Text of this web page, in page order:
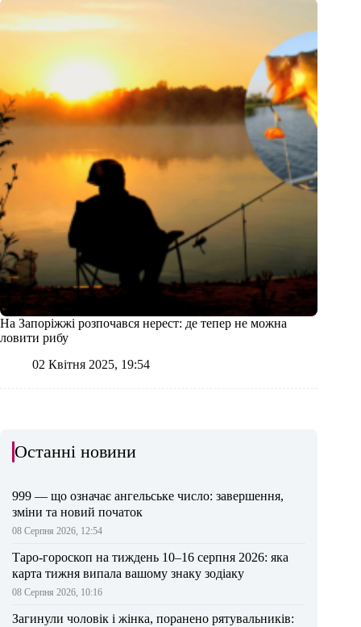
На Запоріжжі розпочався нерест: де тепер не можна
ловити рибу
02 Квітня 2025, 19:54
Останні новини
999 — що означає ангельське число: завершення,
зміни та новий початок
08 Серпня 2026, 12:54
Таро-гороскоп на тиждень 10–16 серпня 2026: яка
карта тижня випала вашому знаку зодіаку
08 Серпня 2026, 10:16
Загинули чоловік і жінка, поранено рятувальників: